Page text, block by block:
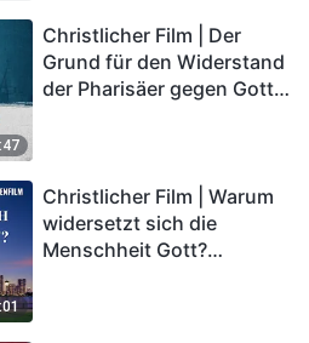
Christlicher Film | Der
Grund für den Widerstand
der Pharisäer gegen Gott
Christlicher Film | Warum
widersetzt sich die
Menschheit Gott?